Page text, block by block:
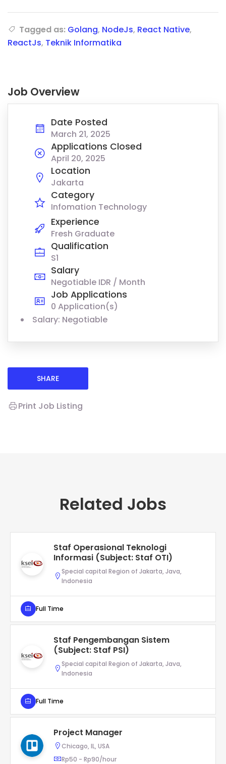
Tagged as: Golang, NodeJs, React Native,
ReactJs, Teknik Informatika
Job Overview
Date Posted
March 21, 2025
Applications Closed
April 20, 2025
Location
Jakarta
Category
Infomation Technology
Experience
Fresh Graduate
Qualification
S1
Salary
Negotiable IDR / Month
Job Applications
0 Application(s)
Salary: Negotiable
SHARE
Print Job Listing
Related Jobs
Staf Operasional Teknologi
Informasi (Subject: Staf OTI)
Special capital Region of Jakarta, Java,
Indonesia
Full Time
Staf Pengembangan Sistem
(Subject: Staf PSI)
Special capital Region of Jakarta, Java,
Indonesia
Full Time
Project Manager
Chicago, IL, USA
Rp50 - Rp90/hour